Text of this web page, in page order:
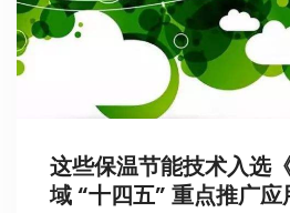
这些保温节能技术入选
域 “十四五” 重点推广应